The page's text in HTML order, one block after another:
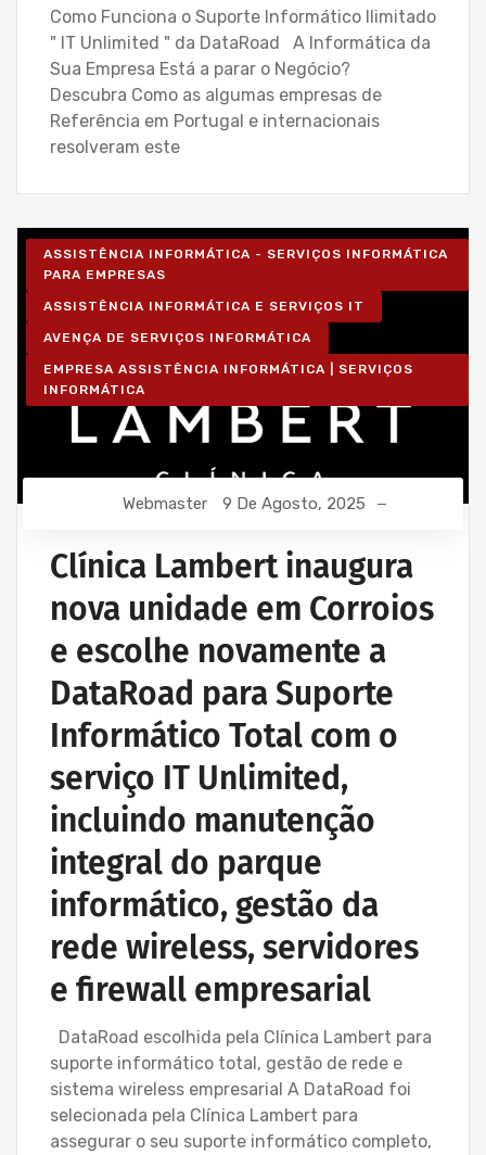
Como Funciona o Suporte Informático Ilimitado
" IT Unlimited " da DataRoad A Informática da
Sua Empresa Está a parar o Negócio?
Descubra Como as algumas empresas de
Referência em Portugal e internacionais
resolveram este
ASSISTÊNCIA INFORMÁTICA - SERVIÇOS INFORMÁTICA
PARA EMPRESAS
ASSISTÊNCIA INFORMÁTICA E SERVIÇOS IT
AVENÇA DE SERVIÇOS INFORMÁTICA
EMPRESA ASSISTÊNCIA INFORMÁTICA | SERVIÇOS
INFORMÁTICA
Webmaster 9 De Agosto, 2025
Clínica Lambert inaugura
nova unidade em Corroios
e escolhe novamente a
DataRoad para Suporte
Informático Total com o
serviço IT Unlimited,
incluindo manutenção
integral do parque
informático, gestão da
rede wireless, servidores
e firewall empresarial
DataRoad escolhida pela Clínica Lambert para
suporte informático total, gestão de rede e
sistema wireless empresarial A DataRoad foi
selecionada pela Clínica Lambert para
assegurar o seu suporte informático completo,